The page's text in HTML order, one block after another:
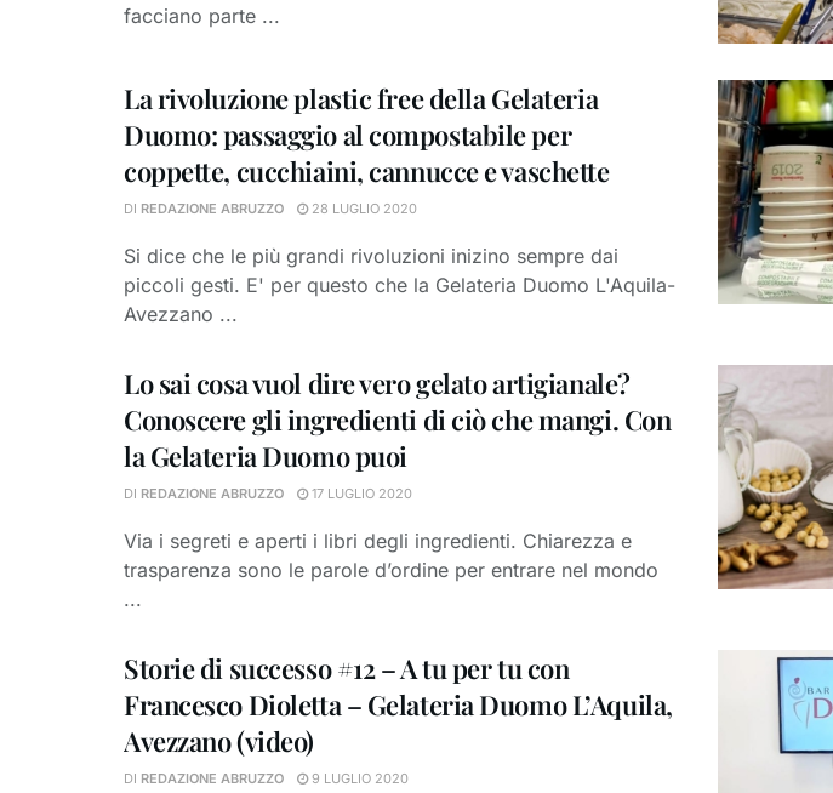
facciano parte ...
La rivoluzione plastic free della Gelateria
Duomo: passaggio al compostabile per
coppette, cucchiaini, cannucce e vaschette
DI REDAZIONE ABRUZZO 28 LUGLIO 2020
Si dice che le più grandi rivoluzioni inizino sempre dai
piccoli gesti. E' per questo che la Gelateria Duomo L'Aquila-
Avezzano ...
Lo sai cosa vuol dire vero gelato artigianale?
Conoscere gli ingredienti di ciò che mangi. Con
la Gelateria Duomo puoi
DI REDAZIONE ABRUZZO 17 LUGLIO 2020
Via i segreti e aperti i libri degli ingredienti. Chiarezza e
trasparenza sono le parole d’ordine per entrare nel mondo
...
Storie di successo #12 – A tu per tu con
Francesco Dioletta – Gelateria Duomo L’Aquila,
Avezzano (video)
DI REDAZIONE ABRUZZO 9 LUGLIO 2020